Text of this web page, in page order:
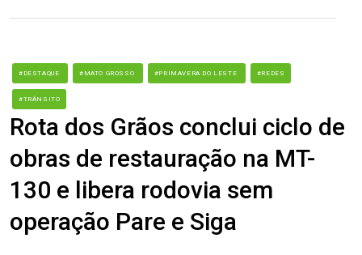
#DESTAQUE #MATO GROSSO #PRIMAVERA DO LESTE #REDES
#TRÂNSITO
Rota dos Grãos conclui ciclo de
obras de restauração na MT-
130 e libera rodovia sem
operação Pare e Siga